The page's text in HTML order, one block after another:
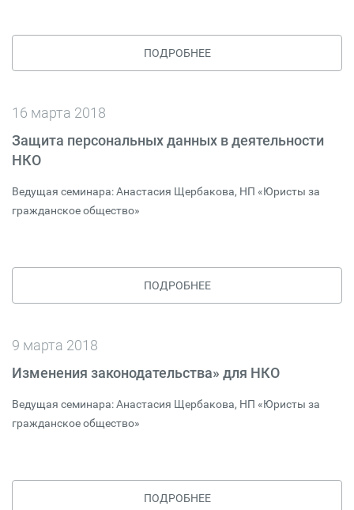
ПОДРОБНЕЕ
16 марта 2018
Защита персональных данных в деятельности
НКО
Ведущая семинара: Анастасия Щербакова, НП «Юристы за
гражданское общество»
ПОДРОБНЕЕ
9 марта 2018
Изменения законодательства» для НКО
Ведущая семинара: Анастасия Щербакова, НП «Юристы за
гражданское общество»
ПОДРОБНЕЕ